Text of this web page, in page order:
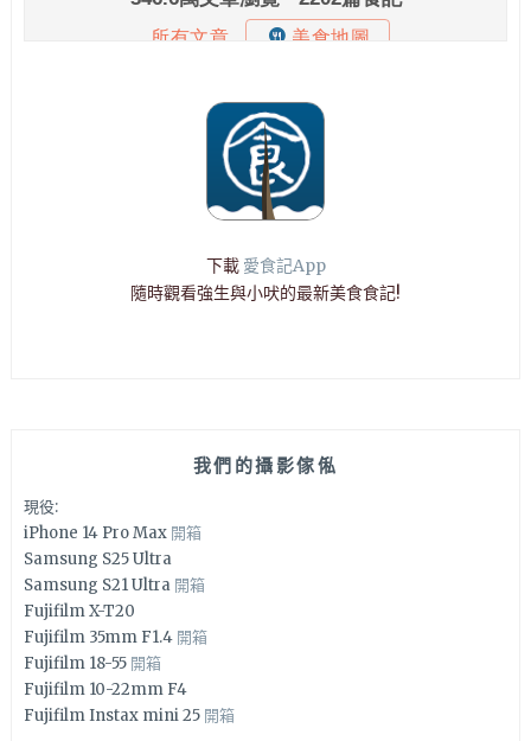
下載 愛食記App
隨時觀看強生與小吠的最新美食食記!
我們的攝影傢俬
現役:
iPhone 14 Pro Max 開箱
Samsung S25 Ultra
Samsung S21 Ultra 開箱
Fujifilm X-T20
Fujifilm 35mm F1.4 開箱
Fujifilm 18-55 開箱
Fujifilm 10-22mm F4
Fujifilm Instax mini 25 開箱